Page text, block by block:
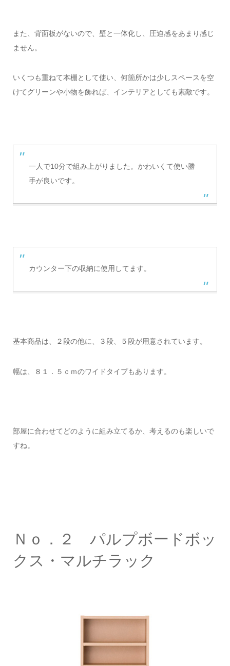
また、背面板がないので、壁と一体化し、圧迫感をあまり感じ
ません。
いくつも重ねて本棚として使い、何箇所かは少しスペースを空
けてグリーンや小物を飾れば、インテリアとしても素敵です。
一人で10分で組み上がりました。かわいくて使い勝
手が良いです。
カウンター下の収納に使用してます。
基本商品は、２段の他に、３段、５段が用意されています。
幅は、８１．５ｃｍのワイドタイプもあります。
部屋に合わせてどのように組み立てるか、考えるのも楽しいで
すね。
Ｎｏ．２ パルプボードボッ
クス・マルチラック